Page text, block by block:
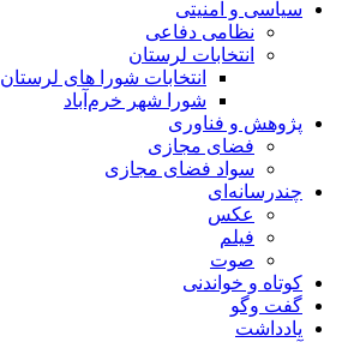
سیاسی و امنیتی
نظامی دفاعی
انتخابات لرستان
انتخابات شورا های لرستان
شورا شهر خرم‌آباد
پژوهش و فناوری
فضای مجازی
سواد فضای مجازی
چندرسانه‌ای
عكس
فیلم
صوت
کوتاه و خواندنی
گفت وگو
یادداشت